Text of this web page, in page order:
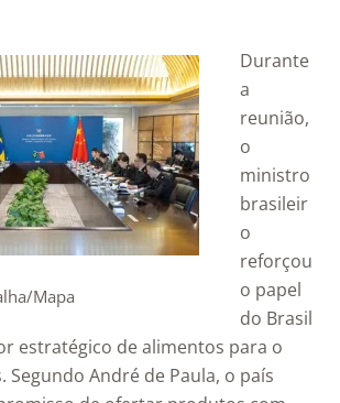
Mapa
Durante
a
reunião,
o
ministro
brasileir
o
reforçou
o papel
do Brasil
estratégico de alimentos para o
Segundo André de Paula, o país